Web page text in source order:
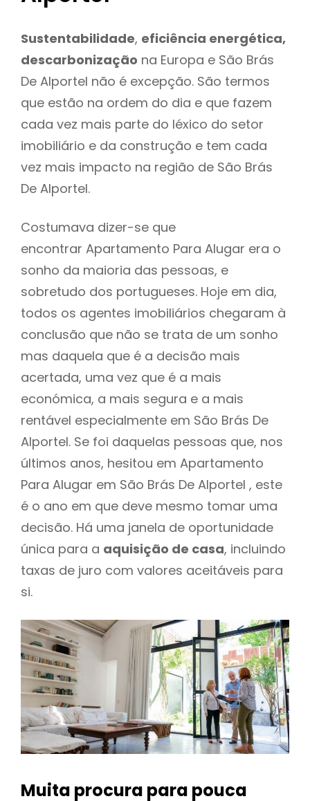
Sustentabilidade, eficiência energética,
descarbonização na Europa e São Brás
De Alportel não é excepção. São termos
que estão na ordem do dia e que fazem
cada vez mais parte do léxico do setor
imobiliário e da construção e tem cada
vez mais impacto na região de São Brás
De Alportel.
Costumava dizer-se que
encontrar Apartamento Para Alugar era o
sonho da maioria das pessoas, e
sobretudo dos portugueses. Hoje em dia,
todos os agentes imobiliários chegaram à
conclusão que não se trata de um sonho
mas daquela que é a decisão mais
acertada, uma vez que é a mais
económica, a mais segura e a mais
rentável especialmente em São Brás De
Alportel. Se foi daquelas pessoas que, nos
últimos anos, hesitou em Apartamento
Para Alugar em São Brás De Alportel , este
é o ano em que deve mesmo tomar uma
decisão. Há uma janela de oportunidade
única para a aquisição de casa, incluindo
taxas de juro com valores aceitáveis para
si.
Muita procura para pouca